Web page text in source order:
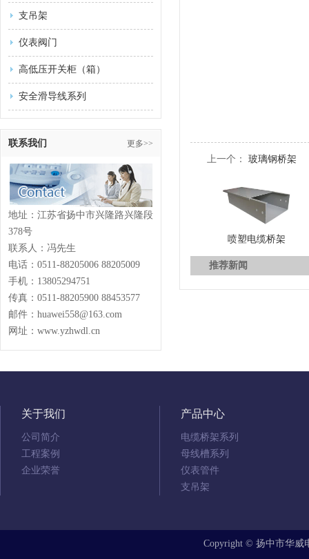
支吊架
仪表阀门
高低压开关柜（箱）
安全滑导线系列
联系我们 更多>>
地址：江苏省扬中市兴隆路兴隆段
378号
联系人：冯先生
电话：0511-88205006 88205009
手机：13805294751
传真：0511-88205900 88453577
邮件：huawei558@163.com
网址：www.yzhwdl.cn
上一个： 玻璃钢桥架
喷塑电缆桥架
推荐新闻
关于我们
公司简介
工程案例
企业荣誉
产品中心
电缆桥架系列
母线槽系列
仪表管件
支吊架
Copyright © 扬中市华威